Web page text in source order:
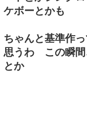
ケボーとかも
ちゃんと基準作
思うわ この瞬間
とか